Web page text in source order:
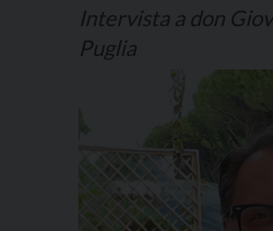
Intervista a don
Puglia